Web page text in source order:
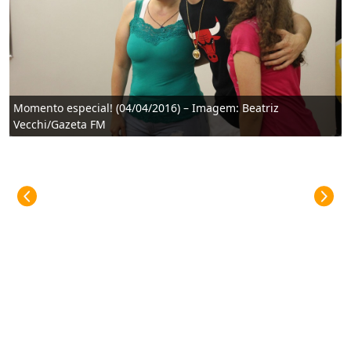
Momento especial! (04/04/2016) – Imagem: Beatriz
Vecchi/Gazeta FM